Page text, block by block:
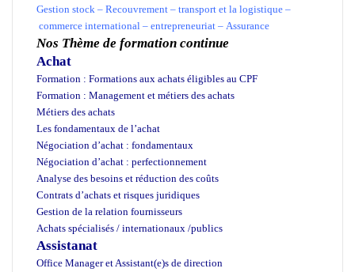
Gestion stock – Recouvrement – transport et la logistique –
commerce international – entrepreneuriat – Assurance
Nos Thème de formation continue
Achat
Formation : Formations aux achats éligibles au CPF
Formation : Management et métiers des achats
Métiers des achats
Les fondamentaux de l’achat
Négociation d’achat : fondamentaux
Négociation d’achat : perfectionnement
Analyse des besoins et réduction des coûts
Contrats d’achats et risques juridiques
Gestion de la relation fournisseurs
Achats spécialisés / internationaux /publics
Assistanat
Office Manager et Assistant(e)s de direction